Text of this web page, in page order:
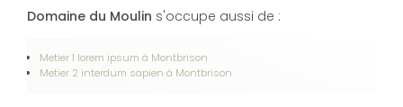
Domaine du Moulin s'occupe aussi de :
Metier 1 lorem ipsum à Montbrison
Metier 2 interdum sapien à Montbrison